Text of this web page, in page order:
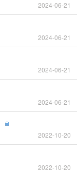
2024-06-21
2024-06-21
2024-06-21
2024-06-21
2022-10-20
2022-10-20